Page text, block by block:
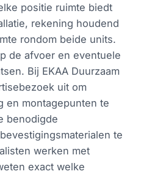
positie ruimte biedt
rekening houdend
rondom beide units.
de afvoer en eventuele
Bij EKAA Duurzaam
uit om
en montagepunten te
benodigde
te
werken met
exact welke